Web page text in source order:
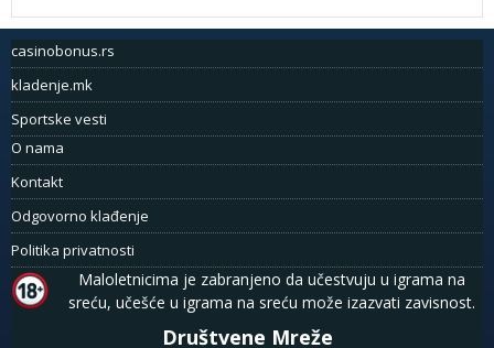
casinobonus.rs
kladenje.mk
Sportske vesti
O nama
Kontakt
Odgovorno klađenje
Politika privatnosti
Maloletnicima je zabranjeno da učestvuju u igrama na
sreću, učešće u igrama na sreću može izazvati zavisnost.
Društvene Mreže